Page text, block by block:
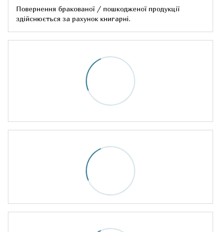
Повернення бракованої / пошкодженої продукції
здійснюється за рахунок книгарні.